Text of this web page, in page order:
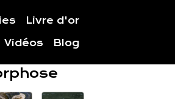
Livre d'or
Vidéos Blog